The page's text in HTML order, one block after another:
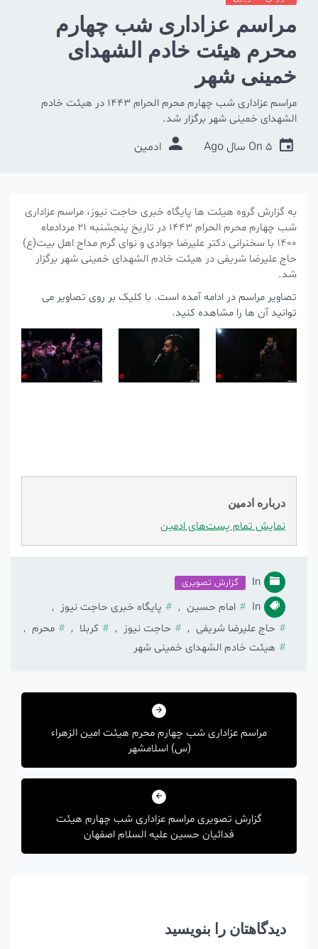
مراسم عزاداری شب چهارم
محرم هیئت خادم الشهدای
خمینی شهر
مراسم عزاداری شب چهارم محرم الحرام ۱۴۴۳ در هیئت خادم
الشهدای خمینی شهر برگزار شد.
On 5 سال Ago ادمین
به گزارش گروه هیئت ها پایگاه خبری حاجت نیوز، مراسم عزاداری
شب چهارم محرم الحرام ۱۴۴۳ در تاریخ پنجشنبه ۲۱ مردادماه
۱۴۰۰ با سخنرانی دکتر علیرضا جوادی و نوای گرم مداح اهل بیت(ع)
حاج علیرضا شریفی در هیئت خادم الشهدای خمینی شهر برگزار
شد.
تصاویر مراسم در ادامه آمده است. با کلیک بر روی تصاویر می
توانید آن ها را مشاهده کنید.
درباره ادمین
نمایش تمام پست‌های ادمین
In گزارش تصویری
In امام حسین , پایگاه خبری حاجت نیوز ,
حاج علیرضا شریفی , حاجت نیوز , کربلا , محرم ,
هیئت خادم الشهدای خمینی شهر
راهبری
مراسم عزاداری شب چهارم محرم هیئت امین الزهراء
(س) اسلامشهر
گزارش تصویری مراسم عزاداری شب چهارم هیئت
فدائیان حسین علیه السلام اصفهان
دیدگاهتان را بنویسید